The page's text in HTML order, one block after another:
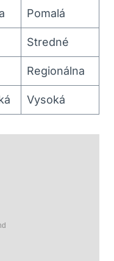
Pomalá
Stredné
Regionálna
Vysoká